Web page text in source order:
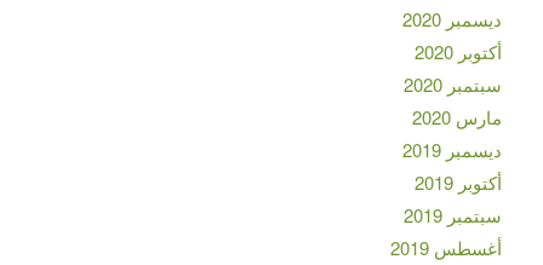
ديسمبر 2020
أكتوبر 2020
سبتمبر 2020
مارس 2020
ديسمبر 2019
أكتوبر 2019
سبتمبر 2019
أغسطس 2019